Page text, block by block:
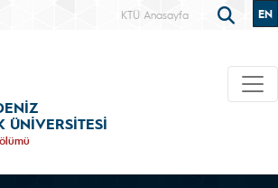
KTÜ Anasayfa EN
ÜNİVERSİTESİ